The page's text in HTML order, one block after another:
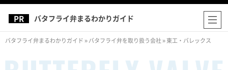
バタフライ弁まるわかりガイド
バタフライ弁まるわかりガイド»バタフライ弁を取り扱う会社»東工・バレックス